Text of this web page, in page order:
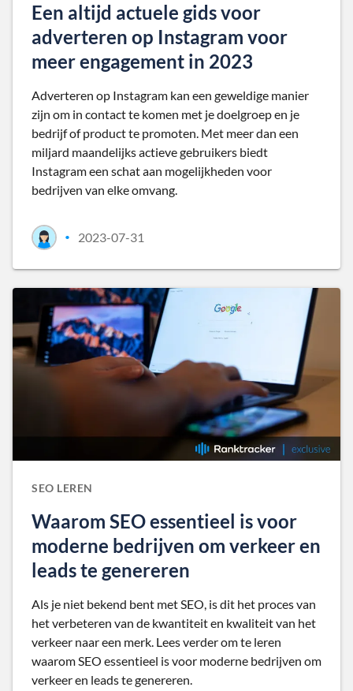
Een altijd actuele gids voor
adverteren op Instagram voor
meer engagement in 2023
Adverteren op Instagram kan een geweldige manier
zijn om in contact te komen met je doelgroep en je
bedrijf of product te promoten. Met meer dan een
miljard maandelijks actieve gebruikers biedt
Instagram een schat aan mogelijkheden voor
bedrijven van elke omvang.
• 2023-07-31
SEO LEREN
Waarom SEO essentieel is voor
moderne bedrijven om verkeer en
leads te genereren
Als je niet bekend bent met SEO, is dit het proces van
het verbeteren van de kwantiteit en kwaliteit van het
verkeer naar een merk. Lees verder om te leren
waarom SEO essentieel is voor moderne bedrijven om
verkeer en leads te genereren.